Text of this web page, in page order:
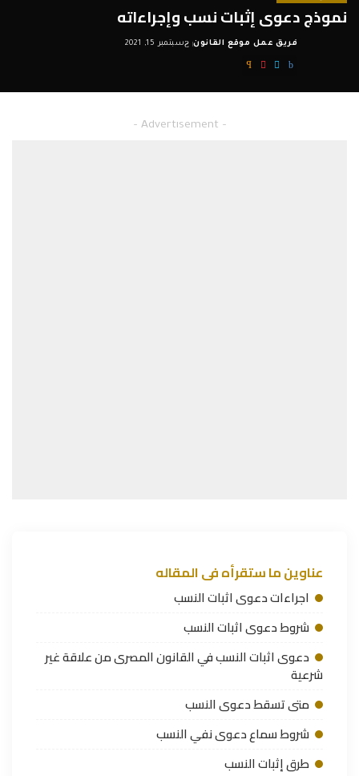
نموذج دعوى إثبات نسب وإجراءاته
Posted
by
فريق عمل موقع القانون سبتمبر 15, 2021
– Advertisement –
عناوين ما ستقرأه فى المقاله
اجراءات دعوى اثبات النسب
شروط دعوى اثبات النسب
دعوى اثبات النسب في القانون المصرى من علاقة غير
شرعية
متى تسقط دعوى النسب
شروط سماع دعوى نفي النسب
طرق إثبات النسب